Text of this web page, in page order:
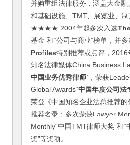
并购重组法律服务，涵盖大金
和基础设施、TMT、展览业、制
★★★★ 2004年起多次入选
基金”和“公司与商业”榜单，并
Profiles特别推荐或点评，2016
知名法律媒体China Business
中国业务优秀律师”，荣获
Global Awards“中国年度公司法
荣登《中国知名企业法总推荐的
推荐名录；多次荣获Lawyer
Monthly“中国TMT律师大奖”和“
奖”等奖项。